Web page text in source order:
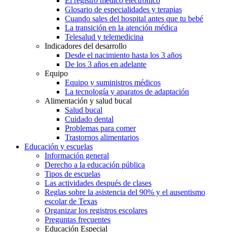
Glosario de especialidades y terapias
Cuando sales del hospital antes que tu bebé
La transición en la atención médica
Telesalud y telemedicina
Indicadores del desarrollo
Desde el nacimiento hasta los 3 años
De los 3 años en adelante
Equipo
Equipo y suministros médicos
La tecnología y aparatos de adaptación
Alimentación y salud bucal
Salud bucal
Cuidado dental
Problemas para comer
Trastornos alimentarios
Educación y escuelas
Información general
Derecho a la educación pública
Tipos de escuelas
Las actividades después de clases
Reglas sobre la asistencia del 90% y el ausentismo
escolar de Texas
Organizar los registros escolares
Preguntas frecuentes
Educación Especial